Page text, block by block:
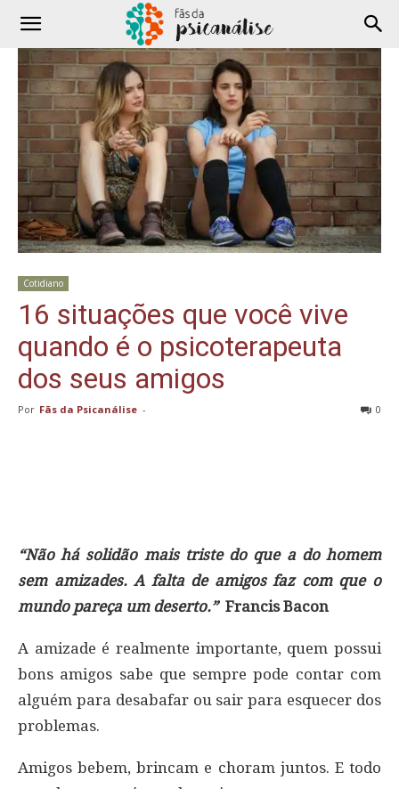
Cotidiano
16 situações que você vive
quando é o psicoterapeuta
dos seus amigos
Por Fãs da Psicanálise - 0
“Não há solidão mais triste do que a do homem
sem amizades. A falta de amigos faz com que o
mundo pareça um deserto.” Francis Bacon
A amizade é realmente importante, quem possui
bons amigos sabe que sempre pode contar com
alguém para desabafar ou sair para esquecer dos
problemas.
Amigos bebem, brincam e choram juntos. E todo